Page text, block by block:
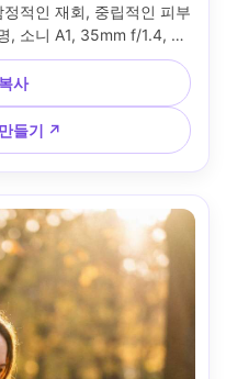
적인 재회, 중립적인 피부
, 소니 A1, 35mm f/1.4, 솔
간의 움직임, 얼굴에 대한
그림자, 편집 색상 등급 -
사
들기 ↗